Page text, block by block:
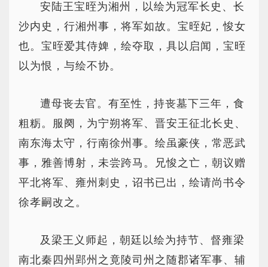
安陆王宝晊为湘州，以绘为冠军长史、长
沙内史，行湘州事，将军如故。宝晊妃，悛女
也。宝晊爱其侍婢，绘夺取，具以启闻，宝晊
以为恨，与绘不协。
遭母丧去官。有至性，持丧墓下三年，食
粗粝。服阕，为宁朔将军、晋安王征北长史、
南东海太守，行南徐州事。绘虽豪侠，常恶武
事，雅善博射，未尝跨马。兄悛之亡，朝议赠
平北将军、雍州刺史，诏书已出，绘请尚书令
徐孝嗣改之。
及梁王义师起，朝廷以绘为持节、督雍梁
南北秦四州郢州之竟陵司州之随郡诸军事、辅